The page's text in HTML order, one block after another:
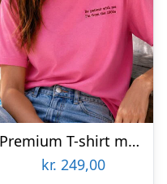
Premium T-shirt med personligt broderet tekst
kr. 249,00